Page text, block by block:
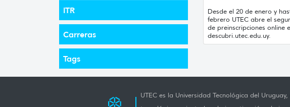
ITR
Carreras
Tags
Desde el 20 de enero y
febrero UTEC abre el
de preinscripciones online
descubri.utec.edu.uy.
UTEC es la Universidad Tecnológica del